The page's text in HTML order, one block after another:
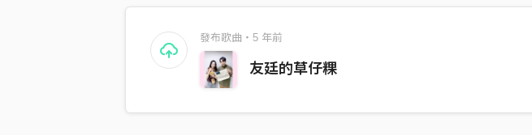
發布歌曲・5 年前
友廷的草仔粿